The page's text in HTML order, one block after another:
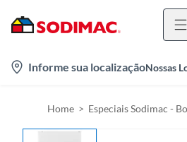
Informe sua localizaçãoNossas
Home Especiais Sodimac -